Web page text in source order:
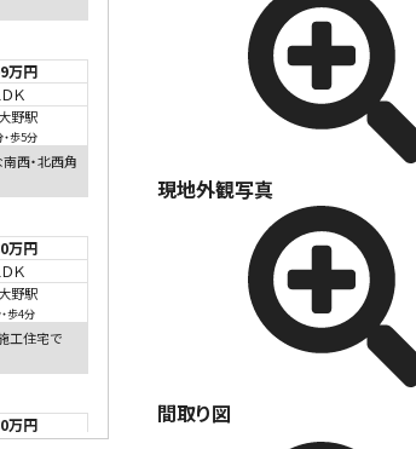
万円
Ｋ
野駅
・歩5分
西・北西角
万円
Ｋ
野駅
・歩4分
工住宅で
万円
現地外観写真
間取り図